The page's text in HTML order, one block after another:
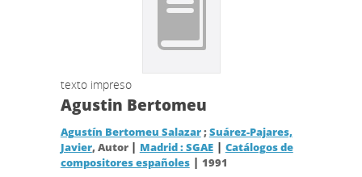
texto impreso
Agustin Bertomeu
Agustín Bertomeu Salazar;Suárez-Pajares,
Javier, Autor | Madrid : SGAE| Catálogos de
compositores españoles| 1991